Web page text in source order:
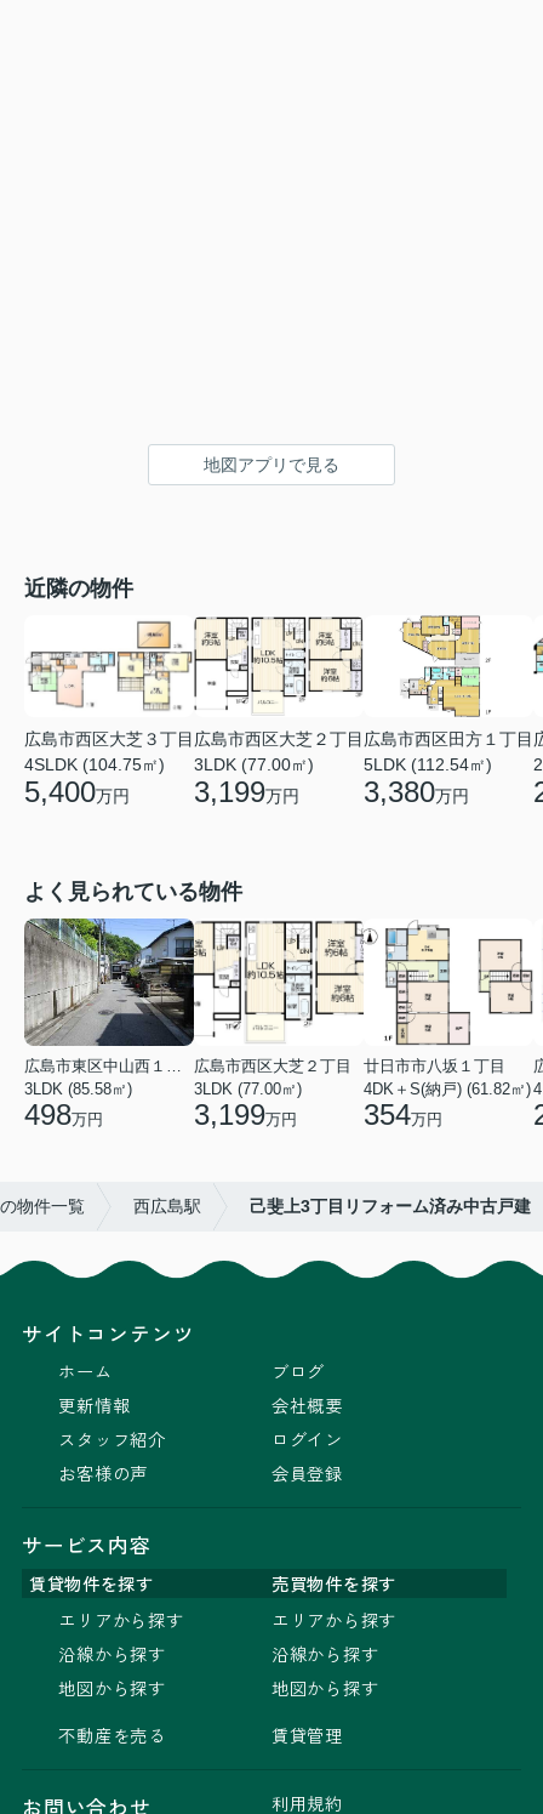
地図アプリで見る
近隣の物件
広島市西区大芝３丁目
4SLDK (104.75㎡)
5,400万円
広島市西区大芝２丁目
3LDK (77.00㎡)
3,199万円
広島市西区田方１丁目
5LDK (112.54㎡)
3,380万円
よく見られている物件
3LDK (85.58㎡)
498万円
広島市西区大芝２丁目
3LDK (77.00㎡)
3,199万円
廿日市市八坂１丁目
4DK＋S(納戸) (61.82㎡)
354万円
物件一覧 西広島駅 己斐上3丁目リフォーム済み中古戸建
サイトコンテンツ
ホーム
更新情報
スタッフ紹介
お客様の声
ブログ
会社概要
ログイン
会員登録
サービス内容
賃貸物件を探す
売買物件を探す
エリアから探す
沿線から探す
地図から探す
不動産を売る
エリアから探す
沿線から探す
地図から探す
賃貸管理
お問い合わせ 利用規約